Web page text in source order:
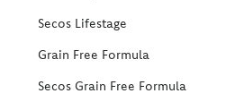
Secos Lifestage
Grain Free Formula
Secos Grain Free Formula